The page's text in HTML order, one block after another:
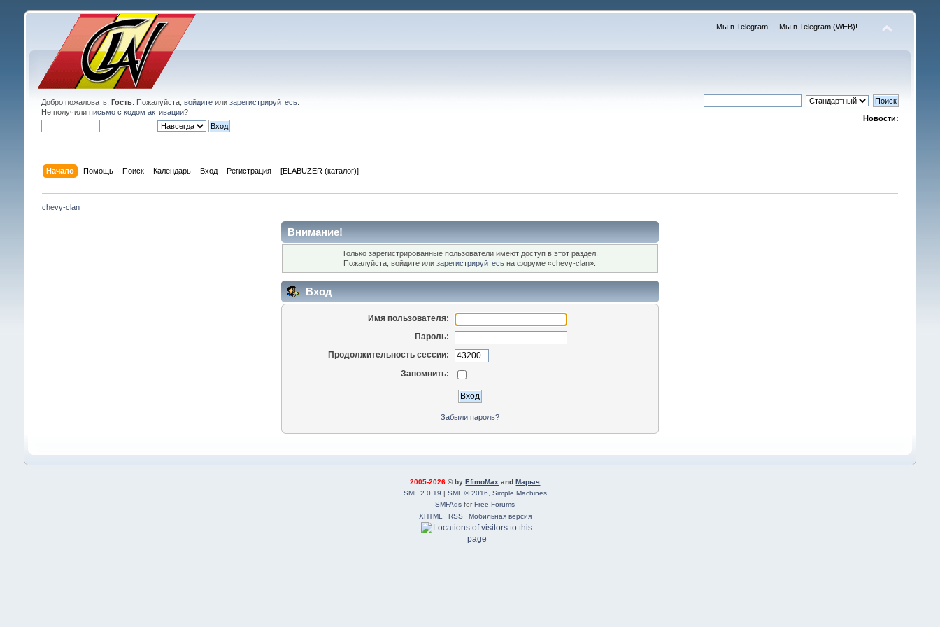
Мы в Telegram! Мы в Telegram (WEB)!
Добро пожаловать, Гость. Пожалуйста, войдитеили зарегистрируйтесь.
Не получили письмо с кодом активации?
Новости:
Начало Помощь Поиск Календарь Вход Регистрация [ELABUZER (каталог)]
chevy-clan
Внимание!
Только зарегистрированные пользователи имеют доступ в этот раздел.
Пожалуйста, войдите илизарегистрируйтесь на форуме «chevy-clan».
Вход
Имя пользователя:
Пароль:
Продолжительность сессии:
Запомнить:
Забыли пароль?
2005-2026 © byEfimoMax andМарыч
SMF 2.0.19 | SMF © 2016
Simple Machines
SMFAds forFree Forums
XHTML
RSS Мобильная версия